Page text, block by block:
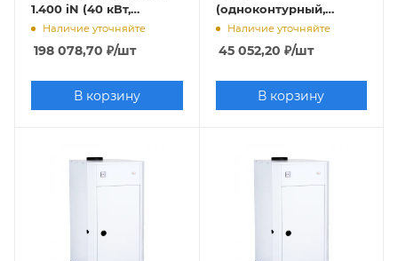
1.400 iN (40 кВт,
одноконтурный)
Наличие уточняйте
198 078,70 ₽/шт
В корзину
(одноконтурный,
открытая камера
Наличие уточняйте
45 052,20 ₽/шт
В корзину